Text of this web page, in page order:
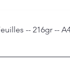
-- 216gr --